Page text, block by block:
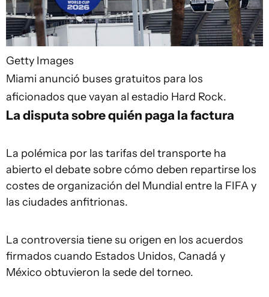
Getty Images
Miami anunció buses gratuitos para los
aficionados que vayan al estadio Hard Rock.
La disputa sobre quién paga la factura
La polémica por las tarifas del transporte ha
abierto el debate sobre cómo deben repartirse los
costes de organización del Mundial entre la FIFA y
las ciudades anfitrionas.
La controversia tiene su origen en los acuerdos
firmados cuando Estados Unidos, Canadá y
México obtuvieron la sede del torneo.